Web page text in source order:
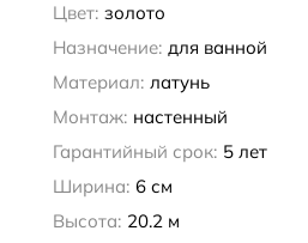
Цвет: золото
Назначение: для ванной
Материал: латунь
Монтаж: настенный
Гарантийный срок: 5 лет
Ширина: 6 см
Высота: 20.2 м